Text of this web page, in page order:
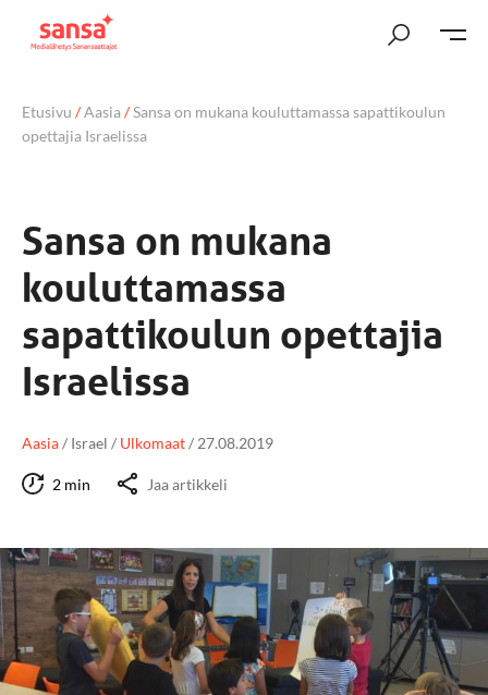
Etusivu /Aasia/Sansa on mukana kouluttamassa sapattikoulun
opettajia Israelissa
Sansa on mukana
kouluttamassa
sapattikoulun opettajia
Israelissa
Aasia/ Israel / Ulkomaat/ 27.08.2019
2 min Jaa artikkeli